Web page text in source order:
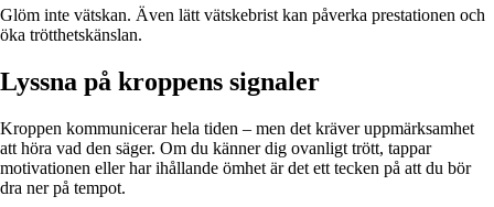
Glöm inte vätskan. Även lätt vätskebrist kan påverka prestationen och
öka trötthetskänslan.
Lyssna på kroppens signaler
Kroppen kommunicerar hela tiden – men det kräver uppmärksamhet
att höra vad den säger. Om du känner dig ovanligt trött, tappar
motivationen eller har ihållande ömhet är det ett tecken på att du bör
dra ner på tempot.